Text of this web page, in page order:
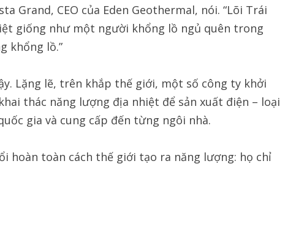
Grand, CEO của Eden Geothermal, nói. “Lõi Trái
giống như một người khổng lồ ngủ quên trong
khổng lồ.”
Lặng lẽ, trên khắp thế giới, một số công ty khởi
thác năng lượng địa nhiệt để sản xuất điện – loại
gia và cung cấp đến từng ngôi nhà.
hoàn toàn cách thế giới tạo ra năng lượng: họ chỉ